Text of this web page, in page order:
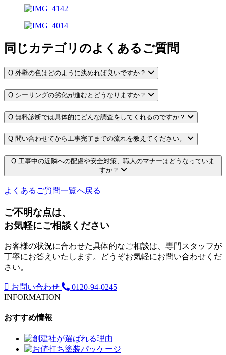
同じカテゴリのよくあるご質問
Q 外壁の色はどのように決めれば良いですか？
Q シーリングの劣化が進むとどうなりますか？
Q 無料診断では具体的にどんな調査をしてくれるのですか？
Q 問い合わせてから工事完了までの流れを教えてください。
Q 工事中の近隣への配慮や安全対策、職人のマナーはどうなっていま
すか？
よくあるご質問一覧へ戻る
ご不明な点は、
お気軽にご相談ください
お客様の状況に合わせた具体的なご相談は、専門スタッフが
丁寧にお答えいたします。どうぞお気軽にお問い合わせくだ
さい。
お問い合わせ
0120-94-0245
INFORMATION
おすすめ情報